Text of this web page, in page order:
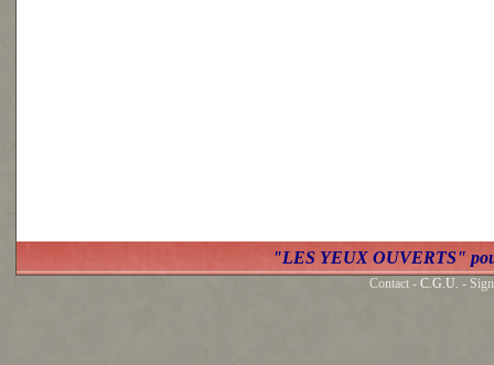
"LES YEUX OUVERTS"
Contact - C.G.U. -